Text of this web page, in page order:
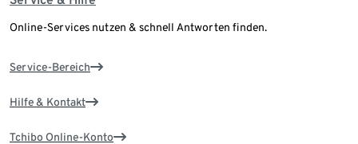
Online-Services nutzen & schnell Antworten finden.
Service-Bereich
Hilfe & Kontakt
Tchibo Online-Konto